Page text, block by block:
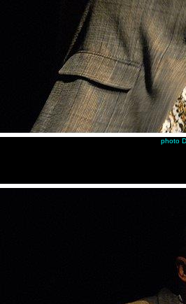
photo